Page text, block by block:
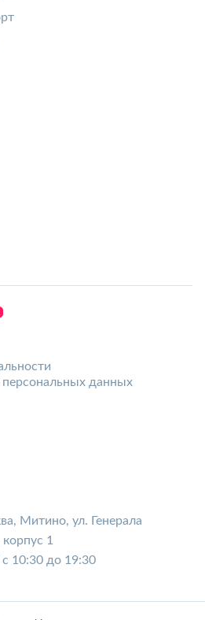
персональных данных
Митино, ул. Генерала
1
10:30 до 19:30